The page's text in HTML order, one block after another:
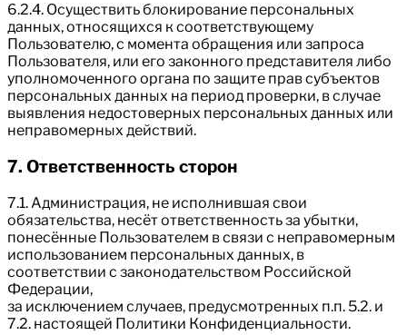
6.2.4. Осуществить блокирование персональных
данных, относящихся к соответствующему
Пользователю, с момента обращения или запроса
Пользователя, или его законного представителя либо
уполномоченного органа по защите прав субъектов
персональных данных на период проверки, в случае
выявления недостоверных персональных данных или
неправомерных действий.
7. Ответственность сторон
7.1. Администрация, не исполнившая свои
обязательства, несёт ответственность за убытки,
понесённые Пользователем в связи с неправомерным
использованием персональных данных, в
соответствии с законодательством Российской
Федерации,
за исключением случаев, предусмотренных п.п. 5.2. и
7.2. настоящей Политики Конфиденциальности.